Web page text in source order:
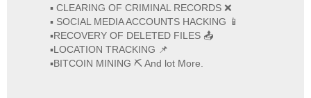
▪️ CLEARING OF CRIMINAL RECORDS ❌
▪️ SOCIAL MEDIA ACCOUNTS HACKING 📱
▪️RECOVERY OF DELETED FILES 📤
▪️LOCATION TRACKING 📌
▪️BITCOIN MINING ⛏ And lot More.